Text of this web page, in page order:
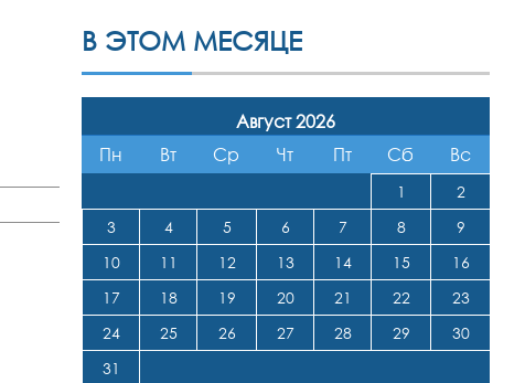
В ЭТОМ МЕСЯЦЕ
Август 2026
Пн
Вт Ср Чт Пт Сб Вс
1
2
3
4 5 6 7 8
9
10
11 12 13 14 15
16
17
18 19 20 21 22
23
24
25 26 27 28 29
30
31